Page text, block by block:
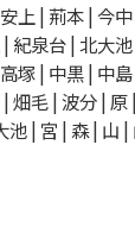
上 | 荊本 | 今
紀泉台 | 北大
塚 | 中黒 | 中
畑毛 | 波分 |
池 | 宮 | 森 | 山